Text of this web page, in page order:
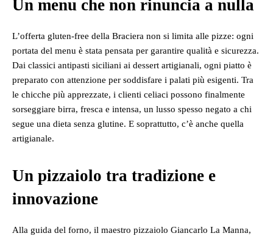
Un menu che non rinuncia a nulla
L’offerta gluten-free della Braciera non si limita alle pizze: ogni
portata del menu è stata pensata per garantire qualità e sicurezza.
Dai classici antipasti siciliani ai dessert artigianali, ogni piatto è
preparato con attenzione per soddisfare i palati più esigenti. Tra
le chicche più apprezzate, i clienti celiaci possono finalmente
sorseggiare birra, fresca e intensa, un lusso spesso negato a chi
segue una dieta senza glutine. E soprattutto, c’è anche quella
artigianale.
Un pizzaiolo tra tradizione e
innovazione
Alla guida del forno, il maestro pizzaiolo Giancarlo La Manna,